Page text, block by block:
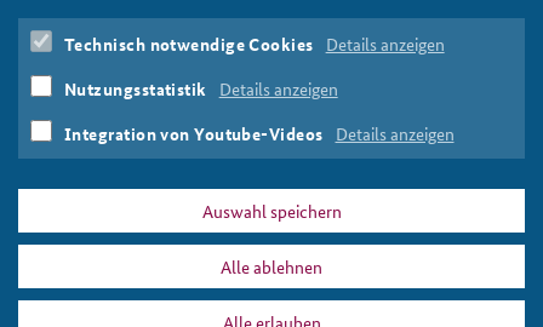
Fachseminar,Desinformation,Bedrohung,Demokratie,
Freiheit,FDGO,Social Media,Regulierung,
Falschinformationen, Fakes Corona
,Destabilisierung,Sicherheitsstrategie
Weiterbildung,Krise,Notfallvorsorge,Notsituation
DATA PRIVACY IMPRINT
Technisch notwendige Cookies Details anzeigen
Nutzungsstatistik Details anzeigen
Integration von Youtube-Videos Details anzeigen
Auswahl speichern
Alle ablehnen
Alle erlauben